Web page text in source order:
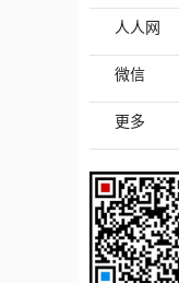
人人网
微信
更多